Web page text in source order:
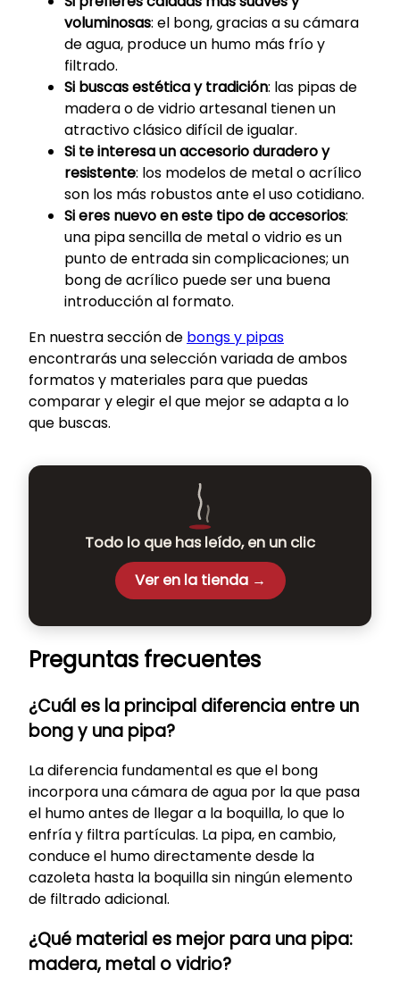
voluminosas: el bong, gracias a su cámara
de agua, produce un humo más frío y
filtrado.
Si buscas estética y tradición: las pipas de
madera o de vidrio artesanal tienen un
atractivo clásico difícil de igualar.
Si te interesa un accesorio duradero y
resistente: los modelos de metal o acrílico
son los más robustos ante el uso cotidiano.
Si eres nuevo en este tipo de accesorios:
una pipa sencilla de metal o vidrio es un
punto de entrada sin complicaciones; un
bong de acrílico puede ser una buena
introducción al formato.
En nuestra sección de bongs y pipas
encontrarás una selección variada de ambos
formatos y materiales para que puedas
comparar y elegir el que mejor se adapta a lo
que buscas.
Todo lo que has leído, en un clic
Ver en la tienda →
Preguntas frecuentes
¿Cuál es la principal diferencia entre un
bong y una pipa?
La diferencia fundamental es que el bong
incorpora una cámara de agua por la que pasa
el humo antes de llegar a la boquilla, lo que lo
enfría y filtra partículas. La pipa, en cambio,
conduce el humo directamente desde la
cazoleta hasta la boquilla sin ningún elemento
de filtrado adicional.
¿Qué material es mejor para una pipa:
madera, metal o vidrio?